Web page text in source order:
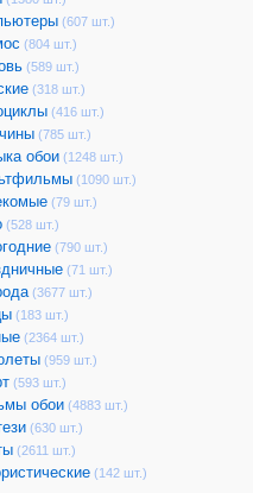
(607 шт.)
(804 шт.)
(589 шт.)
(318 шт.)
(416 шт.)
(785 шт.)
обои (1248 шт.)
(1090 шт.)
(79 шт.)
(528 шт.)
(790 шт.)
(71 шт.)
(3677 шт.)
(183 шт.)
(2364 шт.)
(959 шт.)
(593 шт.)
обои (4883 шт.)
(630 шт.)
(2611 шт.)
(142 шт.)